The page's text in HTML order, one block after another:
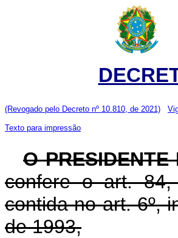
(Revogado pelo Decreto nº 10.810, de 2021)
Texto para impressão
O
confere o art. 84,
contida no art. 6º,
de 1993,